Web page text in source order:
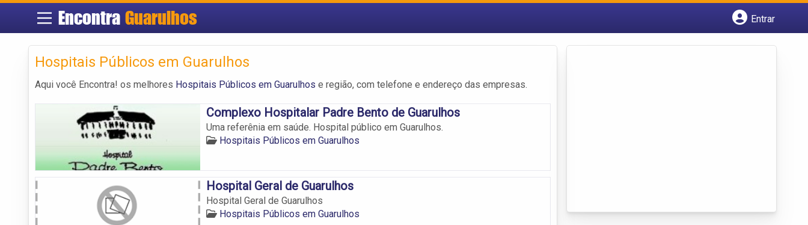
EncontraGuarulhos
Entrar
Hospitais Públicos em Guarulhos
Aqui você Encontra! os melhores Hospitais Públicos em Guarulhos e região, com telefone e endereço das empresas.
Complexo Hospitalar Padre Bento de Guarulhos
Uma referênia em saúde. Hospital público em Guarulhos.
Hospitais Públicos em Guarulhos
Hospital Geral de Guarulhos
Hospital Geral de Guarulhos
Hospitais Públicos em Guarulhos